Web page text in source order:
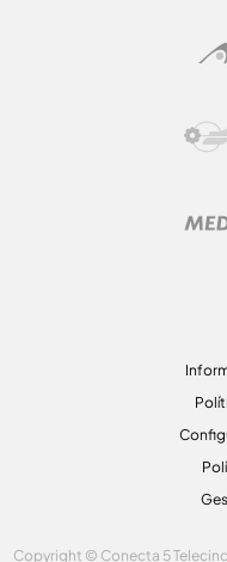
Copyright © Conecta 5